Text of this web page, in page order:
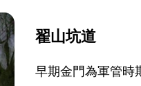
翟山坑道
早期金門為軍管時